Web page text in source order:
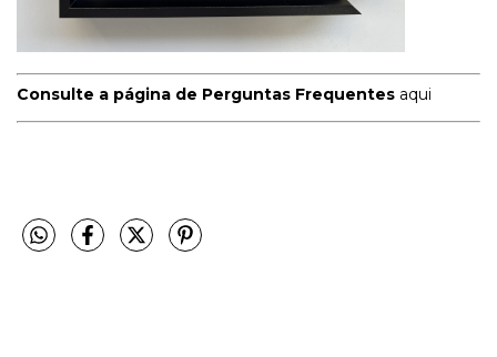
Consulte a página de Perguntas Frequentes aqui